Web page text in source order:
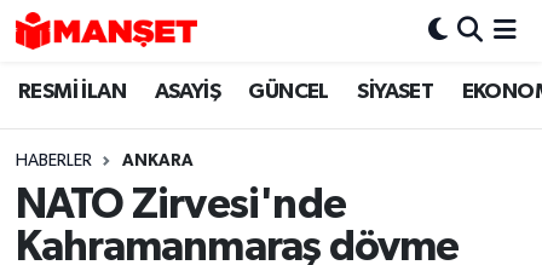
RESMİ İLAN ASAYİŞ GÜNCEL SİYASET
HABERLER ANKARA
NATO Zirvesi'nde
Kahramanmaraş dövme
Hava Durumu
Trafik Durumu
Süper Lig Puan Durumu ve Fikstür